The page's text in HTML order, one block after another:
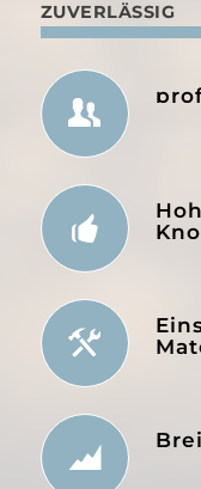
ZUVERLÄSSIG